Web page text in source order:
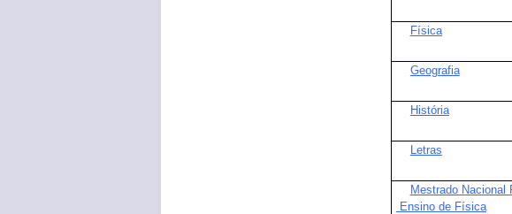
Física
Geografia
História
Letras
Mestrado
Ensino de Física